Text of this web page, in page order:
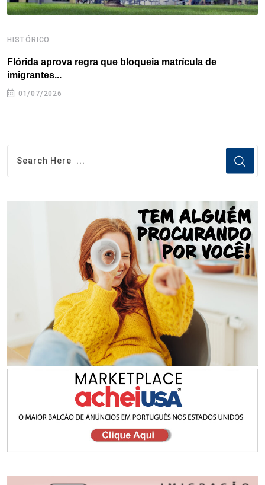
HISTÓRICO
Flórida aprova regra que bloqueia matrícula de
imigrantes...
01/07/2026